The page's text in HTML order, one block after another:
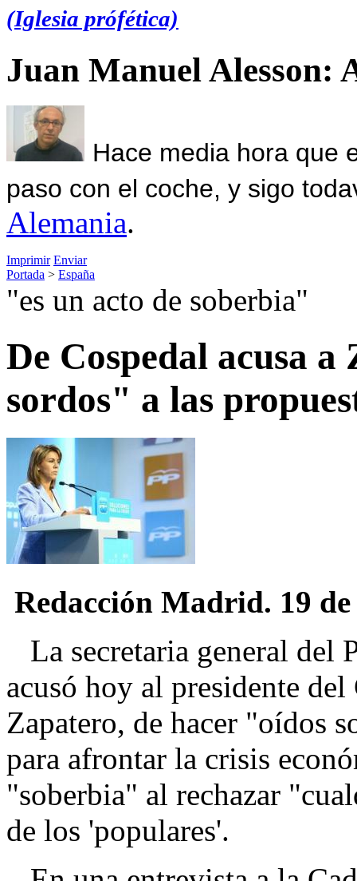
(Iglesia prófética)
Juan Manuel Alesson:
Hace media hora que
paso con el coche, y sigo
Alemania.
Imprimir Enviar
Portada > España
"es un acto de soberbia"
De Cospedal acusa
sordos" a las
Redacción Madrid. 19
La secretaria general del
acusó hoy al presidente
Zapatero, de hacer "oídos
para afrontar la crisis
"soberbia" al rechazar
de los 'populares'.